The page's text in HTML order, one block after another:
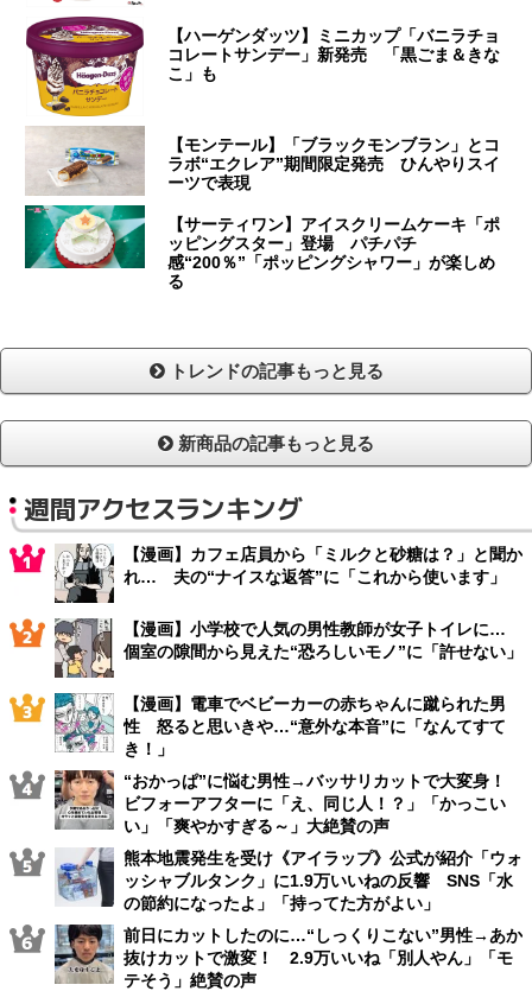
【ハーゲンダッツ】ミニカップ「バニラチョ
コレートサンデー」新発売 「黒ごま＆きな
こ」も
【モンテール】「ブラックモンブラン」とコ
ラボ“エクレア”期間限定発売 ひんやりスイ
ーツで表現
【サーティワン】アイスクリームケーキ「ポ
ッピングスター」登場 パチパチ
感“200％”「ポッピングシャワー」が楽しめ
る
トレンドの記事もっと見る
新商品の記事もっと見る
週間アクセスランキング
【漫画】カフェ店員から「ミルクと砂糖は？」と聞か
れ… 夫の“ナイスな返答”に「これから使います」
【漫画】小学校で人気の男性教師が女子トイレに…
個室の隙間から見えた“恐ろしいモノ”に「許せない」
【漫画】電車でベビーカーの赤ちゃんに蹴られた男
性 怒ると思いきや…“意外な本音”に「なんてすて
き！」
“おかっぱ”に悩む男性→バッサリカットで大変身！
ビフォーアフターに「え、同じ人！？」「かっこい
い」「爽やかすぎる～」大絶賛の声
熊本地震発生を受け《アイラップ》公式が紹介「ウォ
ッシャブルタンク」に1.9万いいねの反響 SNS「水
の節約になったよ」「持ってた方がよい」
前日にカットしたのに…“しっくりこない”男性→あか
抜けカットで激変！ 2.9万いいね「別人やん」「モ
テそう」絶賛の声